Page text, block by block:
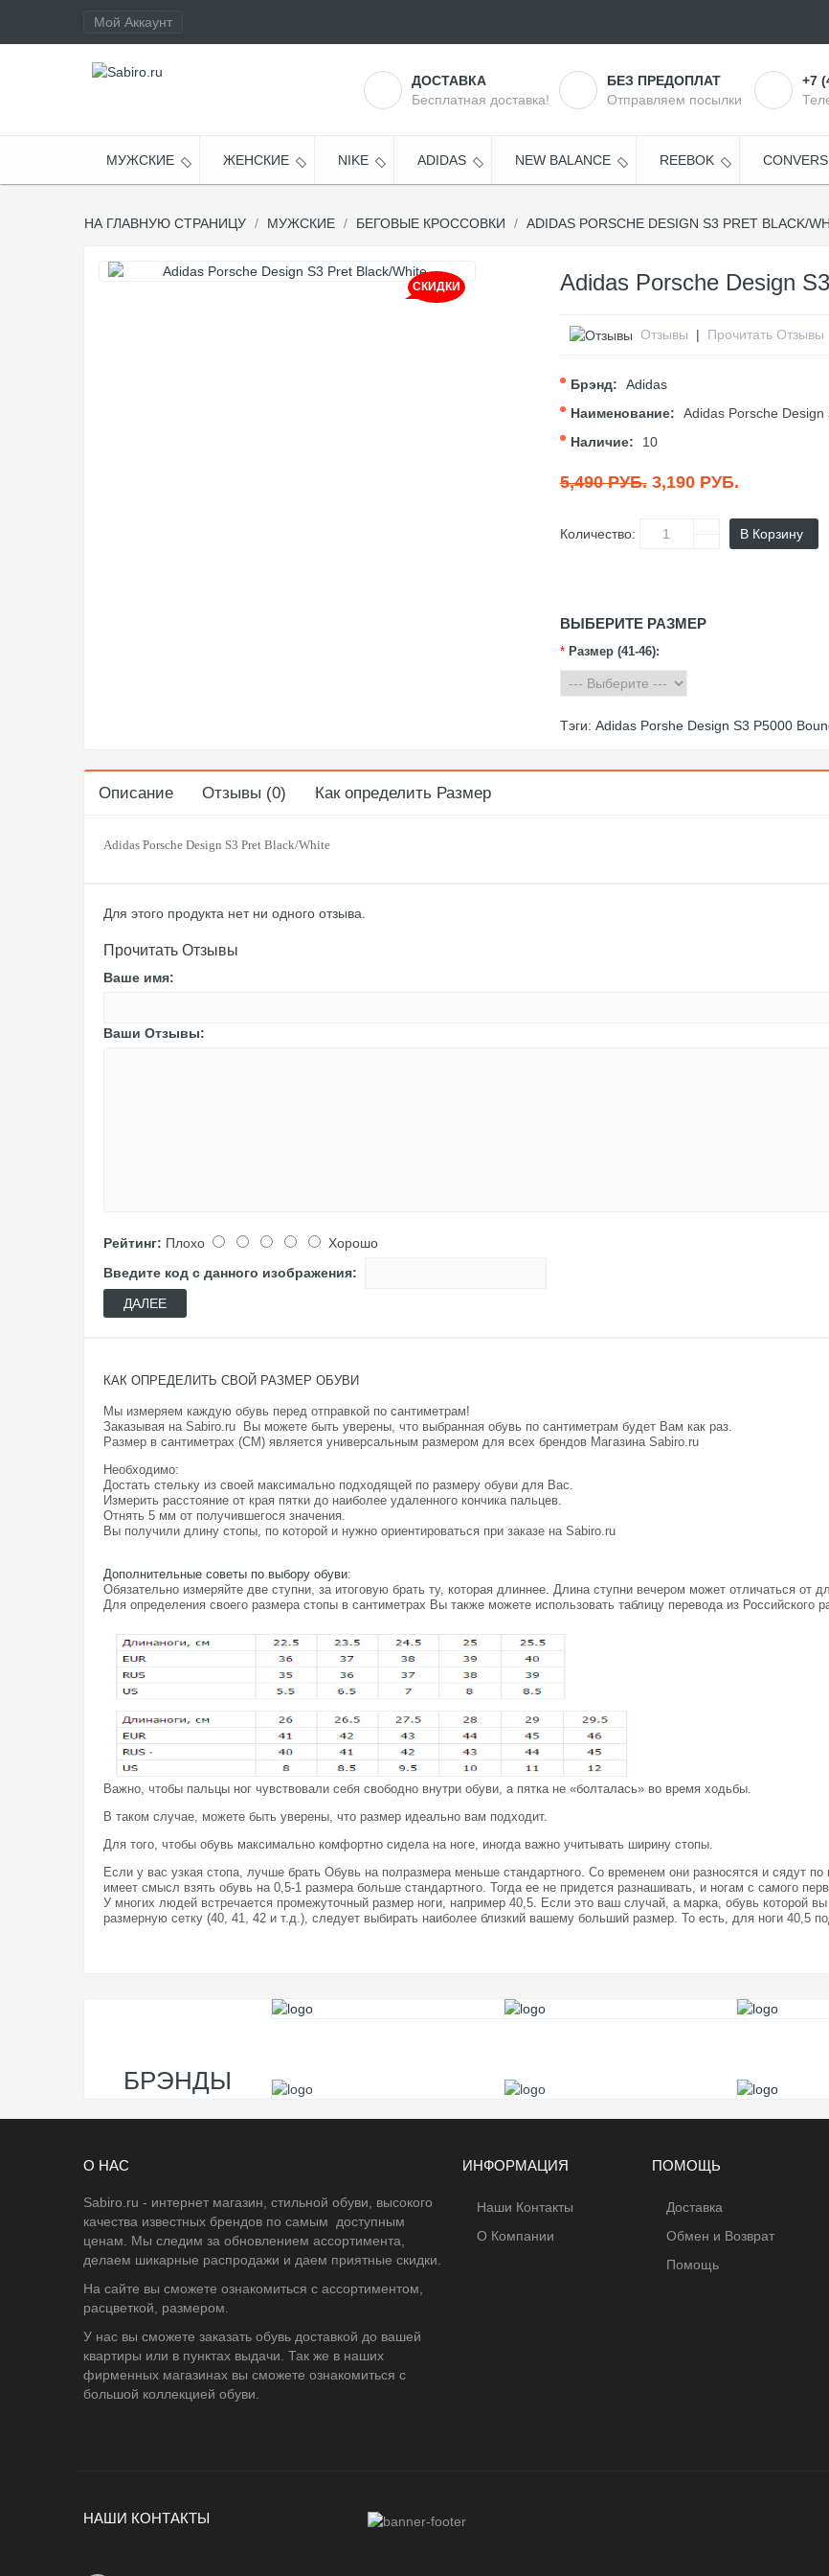
Мой Аккаунт
ДОСТАВКА
Бесплатная доставка!
БЕЗ ПРЕДОПЛАТ
Отправляем посылки
+7
МУЖСКИЕ ЖЕНСКИЕ NIKE ADIDAS NEW BALANCE REEBOK
НА ГЛАВНУЮ СТРАНИЦУ МУЖСКИЕ БЕГОВЫЕ КРОССОВКИ ADIDAS PORSCHE DESIGN S3 PRET BLACK/
СКИДКИ Adidas Porsche Design
Отзывы | Прочитать Отзывы
Брэнд:
Adidas
Наименование:
Adidas Porsche Design
Наличие:
10
5,490 РУБ. 3,190 РУБ.
Количество: В Корзину
ВЫБЕРИТЕ РАЗМЕР
* Размер (41-46):
Тэги: Adidas Porshe Design S3 P5000
Описание Отзывы (0) Как определить Размер
Adidas Porsche Design S3 Pret Black/White
Для этого продукта нет ни одного отзыва.
Прочитать Отзывы
Ваше имя:
Ваши Отзывы:
Рейтинг: Плохо
Хорошо
Введите код с данного изображения:
ДАЛЕЕ
КАК ОПРЕДЕЛИТЬ СВОЙ РАЗМЕР ОБУВИ
Мы измеряем каждую обувь перед отправкой по сантиметрам!
Заказывая на Sabiro.ru Вы можете быть уверены, что выбранная обувь по сантиметрам будет Вам как раз.
Размер в сантиметрах (СМ) является универсальным размером для всех брендов Магазина Sabiro.ru
Необходимо:
Достать стельку из своей максимально подходящей по размеру обуви для Вас.
Измерить расстояние от края пятки до наиболее удаленного кончика пальцев.
Отнять 5 мм от получившегося значения.
Вы получили длину стопы, по которой и нужно ориентироваться при заказе на Sabiro.ru
Дополнительные советы по выбору обуви:
Обязательно измеряйте две ступни, за итоговую брать ту, которая длиннее. Длина ступни вечером может отличаться от
Для определения своего размера стопы в сантиметрах Вы также можете использовать таблицу перевода из Российского
Важно, чтобы пальцы ног чувствовали себя свободно внутри обуви, а пятка не «болталась» во время ходьбы.
В таком случае, можете быть уверены, что размер идеально вам подходит.
Для того, чтобы обувь максимально комфортно сидела на ноге, иногда важно учитывать ширину стопы.
Если у вас узкая стопа, лучше брать Обувь на полразмера меньше стандартного. Со временем они разносятся и сядут
имеет смысл взять обувь на 0,5-1 размера больше стандартного. Тогда ее не придется разнашивать, и ногам с самого
У многих людей встречается промежуточный размер ноги, например 40,5. Если это ваш случай, а марка, обувь которой
размерную сетку (40, 41, 42 и т.д.), следует выбирать наиболее близкий вашему больший размер. То есть, для ноги 40,5
БРЭНДЫ
О НАС
Sabiro.ru - интернет магазин, стильной обуви, высокого
качества известных брендов по самым доступным
ценам. Мы следим за обновлением ассортимента,
делаем шикарные распродажи и даем приятные скидки.
На сайте вы сможете ознакомиться с ассортиментом,
расцветкой, размером.
У нас вы сможете заказать обувь доставкой до вашей
квартиры или в пунктах выдачи. Так же в наших
фирменных магазинах вы сможете ознакомиться с
большой коллекцией обуви.
ИНФОРМАЦИЯ
Наши Контакты
О Компании
ПОМОЩЬ
Доставка
Обмен и Возврат
Помощь
НАШИ КОНТАКТЫ